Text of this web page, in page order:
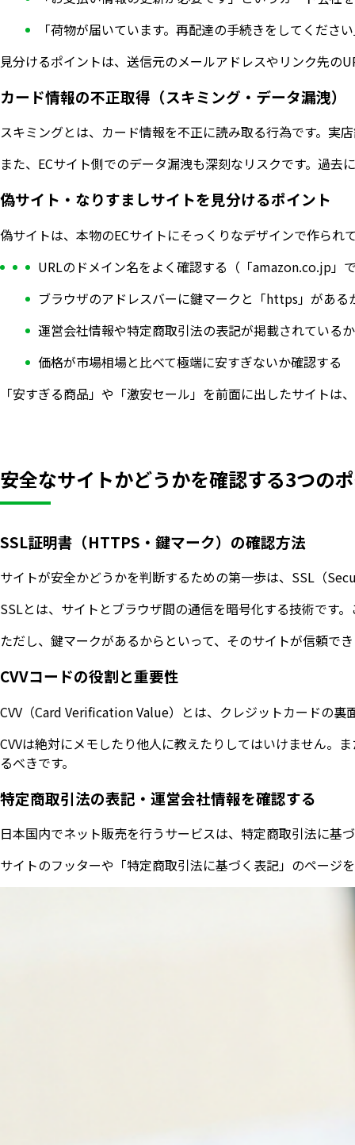
「荷物が届いています。再配達の手続きをしてくださ
見分けるポイントは、送信元のメールアドレスやリンク先の
カード情報の不正取得（スキミング・データ漏洩）
スキミングとは、カード情報を不正に読み取る行為です。実
また、ECサイト側でのデータ漏洩も深刻なリスクです。過
偽サイト・なりすましサイトを見分けるポイント
偽サイトは、本物のECサイトにそっくりなデザインで作ら
URLのドメイン名をよく確認する（「amazon.co.jp
ブラウザのアドレスバーに鍵マークと「https」がある
運営会社情報や特定商取引法の表記が掲載されている
価格が市場相場と比べて極端に安すぎないか確認する
「安すぎる商品」や「激安セール」を前面に出したサイト
安全なサイトかどうかを確認する3つの
SSL証明書（HTTPS・鍵マーク）の確認方法
サイトが安全かどうかを判断するための第一歩は、SSL（
SSLとは、サイトとブラウザ間の通信を暗号化する技術です
ただし、鍵マークがあるからといって、そのサイトが信頼で
CVVコードの役割と重要性
CVV（Card Verification Value）とは、クレジットカードの
CVVは絶対にメモしたり他人に教えたりしてはいけません。
るべきです。
特定商取引法の表記・運営会社情報を確認する
日本国内でネット販売を行うサービスは、特定商取引法に基
サイトのフッターや「特定商取引法に基づく表記」のページ